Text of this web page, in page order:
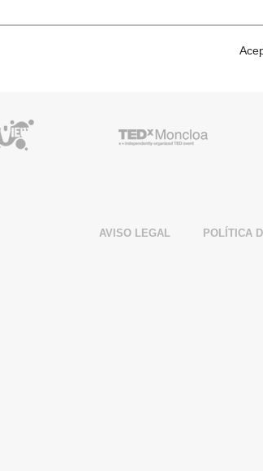
AVISO LEGAL POLÍTICA